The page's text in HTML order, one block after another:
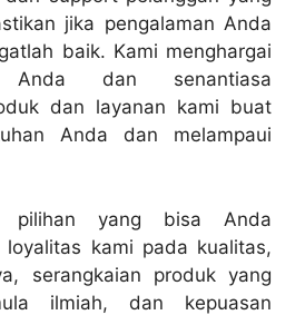
jika pengalaman Anda
baik. Kami menghargai
dan senantiasa
dan layanan kami buat
Anda dan melampaui
pilihan yang bisa Anda
loyalitas kami pada kualitas,
serangkaian produk yang
ilmiah, dan kepuasan